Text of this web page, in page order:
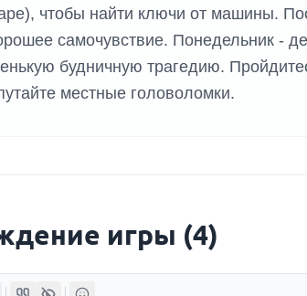
чтобы найти ключи от машины.
самочувствие. Понедельник -
будничную трагедию.
местные головоломки.
игры (4)